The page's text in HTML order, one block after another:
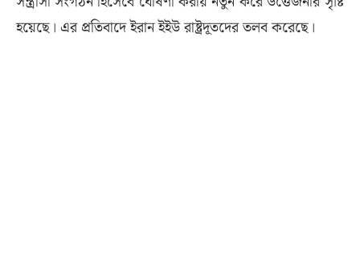
হয়েছে। এর প্রতিবাদে ইরান ইইউ রাষ্ট্রদূতদের তলব করেছে।